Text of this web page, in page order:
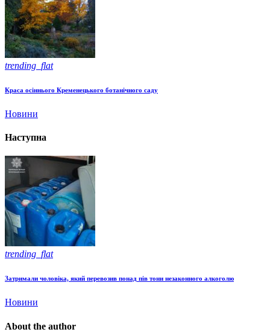
trending_flat
Краса осіннього Кременецького ботанічного саду
Новини
Наступна
trending_flat
Затримали чоловіка, який перевозив понад пів тони незаконного алкоголю
Новини
About the author